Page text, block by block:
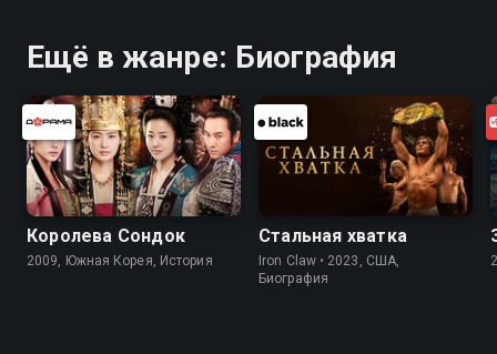
Ещё в жанре: Биография
Королева Сондок
2009, Южная Корея, История
Стальная хватка
Iron Claw • 2023, США,
Биография